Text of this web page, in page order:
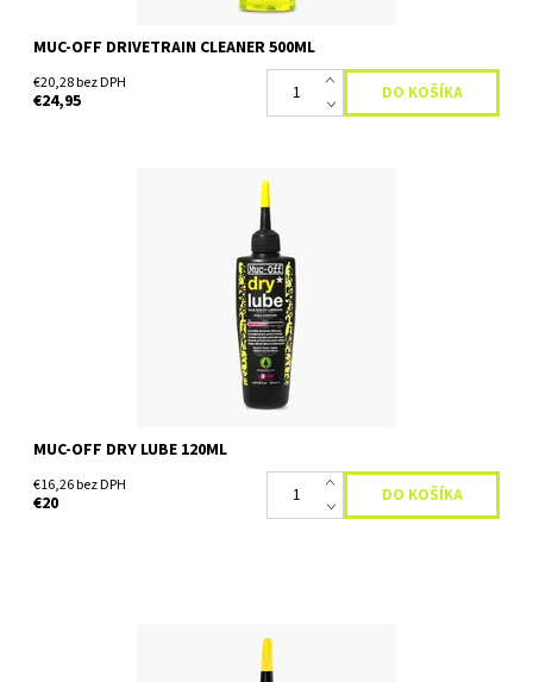
MUC-OFF DRIVETRAIN CLEANER 500ML
€20,28 bez DPH
€24,95
Muc-Off Bio Dry Lube - je mazivo určené do suchých
poveternostných podmienok, ktoré má najmodernejšie
penetračné vlastnosti, ktoré zabezpečujú, že mazivo je hnané
MUC-OFF DRY LUBE 120ML
€16,26 bez DPH
€20
Muc-Off Bio Dry Lube - je mazivo určené do suchých